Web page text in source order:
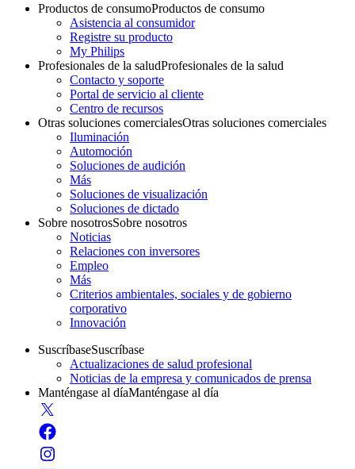
Productos de consumoProductos de consumo
Asistencia al consumidor
Registre su producto
My Philips
Profesionales de la saludProfesionales de la salud
Contacto y soporte
Portal de servicio al cliente
Centro de recursos
Otras soluciones comercialesOtras soluciones comerciales
Iluminación
Automoción
Soluciones de audición
Más
Soluciones de visualización
Soluciones de dictado
Sobre nosotrosSobre nosotros
Noticias
Relaciones con inversores
Empleo
Más
Criterios ambientales, sociales y de gobierno
corporativo
Innovación
SuscríbaseSuscríbase
Actualizaciones de salud profesional
Noticias de la empresa y comunicados de prensa
Manténgase al díaManténgase al día